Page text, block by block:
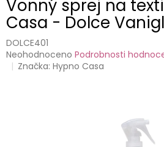
Vonný sprej na
Casa - Dolce
DOLCE401
Průměrné
hodnocení
Neohodnoceno Podrobnosti
Značka:Hypno Casa